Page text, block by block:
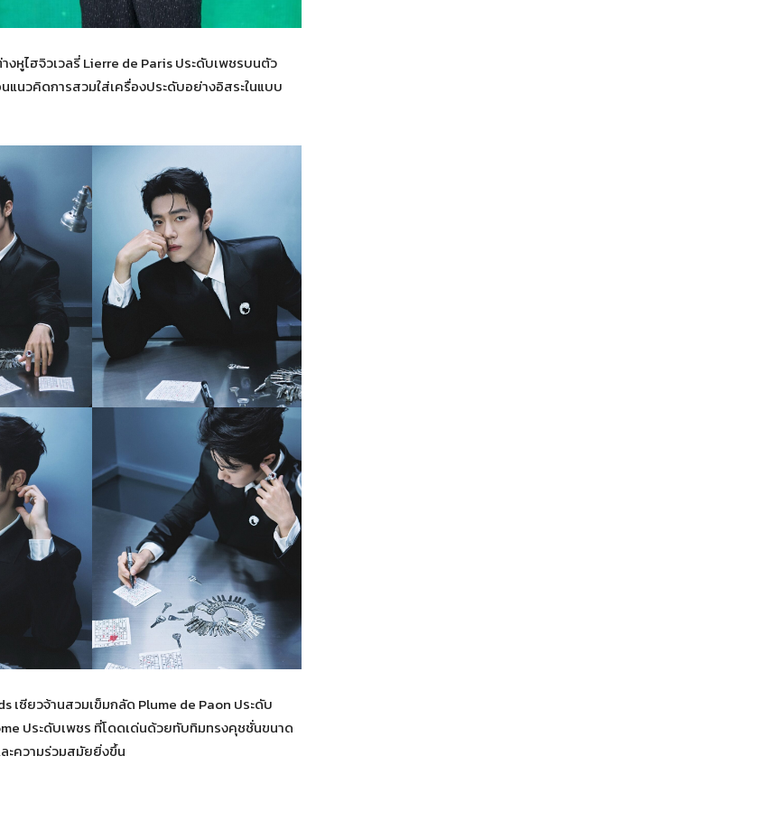
งหูไฮจิวเวลรี่ Lierre de Paris ประดับเพชรบนตัว
แนวคิดการสวมใส่เครื่องประดับอย่างอิสระในแบบ
เซียวจ้านสวมเข็มกลัด Plume de Paon ประดับ
ประดับเพชร ที่โดดเด่นด้วยทับทิมทรงคุชชั่นขนาด
ะความร่วมสมัยยิ่งขึ้น